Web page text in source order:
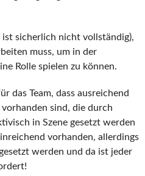
sicherlich nicht vollständig),
muss, um in der
Rolle spielen zu können.
das Team, dass ausreichend
sind, die durch
in Szene gesetzt werden
vorhanden, allerdings
werden und da ist jeder